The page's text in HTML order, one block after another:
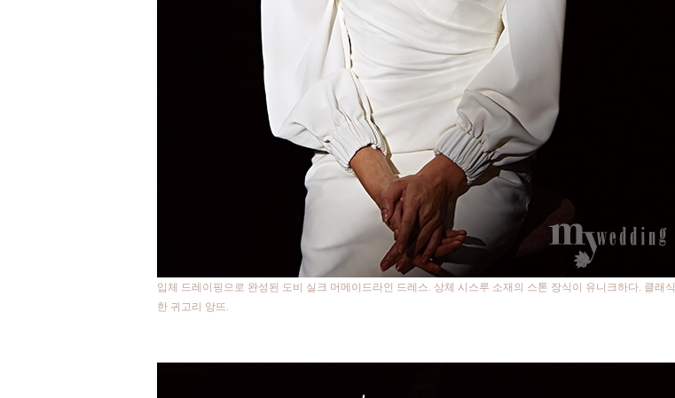
입체 드레이핑으로 완성된 도비 실크 머메이드라인 드레스. 상체 시스루 소재의 스톤 장식이 유니크하다. 클래식
한 귀고리 앙뜨.